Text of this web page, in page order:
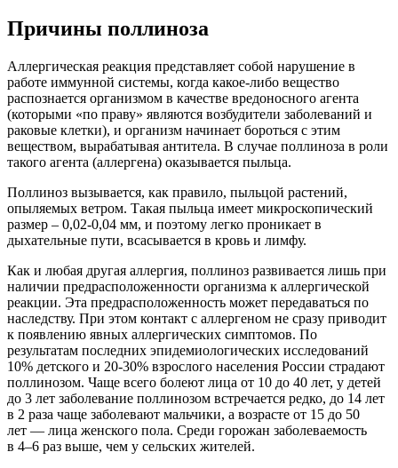
Причины поллиноза
Аллергическая реакция представляет собой нарушение в
работе иммунной системы, когда какое-либо вещество
распознается организмом в качестве вредоносного агента
(которыми «по праву» являются возбудители заболеваний и
раковые клетки), и организм начинает бороться с этим
веществом, вырабатывая антитела. В случае поллиноза в роли
такого агента (аллергена) оказывается пыльца.
Поллиноз вызывается, как правило, пыльцой растений,
опыляемых ветром. Такая пыльца имеет микроскопический
размер – 0,02-0,04 мм, и поэтому легко проникает в
дыхательные пути, всасывается в кровь и лимфу.
Как и любая другая аллергия, поллиноз развивается лишь при
наличии предрасположенности организма к аллергической
реакции. Эта предрасположенность может передаваться по
наследству. При этом контакт с аллергеном не сразу приводит
к появлению явных аллергических симптомов. По
результатам последних эпидемиологических исследований
10% детского и 20-30% взрослого населения России страдают
поллинозом. Чаще всего болеют лица от 10 до 40 лет, у детей
до 3 лет заболевание поллинозом встречается редко, до 14 лет
в 2 раза чаще заболевают мальчики, а возрасте от 15 до 50
лет — лица женского пола. Среди горожан заболеваемость
в 4–6 раз выше, чем у сельских жителей.